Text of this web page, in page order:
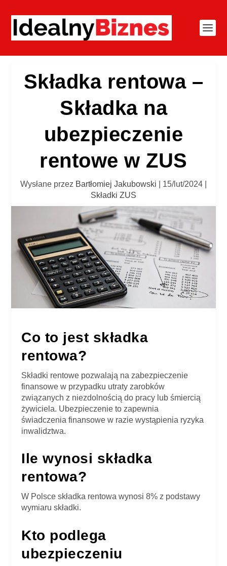
Składka rentowa –
Składka na
ubezpieczenie
rentowe w ZUS
Wysłane przez Bartłomiej Jakubowski 15/lut/2024
Składki ZUS
Co to jest składka
rentowa?
Składki rentowe pozwalają na zabezpieczenie
finansowe w przypadku utraty zarobków
związanych z niezdolnością do pracy lub śmiercią
żywiciela. Ubezpieczenie to zapewnia
świadczenia finansowe w razie wystąpienia ryzyka
inwalidztwa.
Ile wynosi składka
rentowa?
W Polsce składka rentowa wynosi 8% z podstawy
wymiaru składki.
Kto podlega
ubezpieczeniu